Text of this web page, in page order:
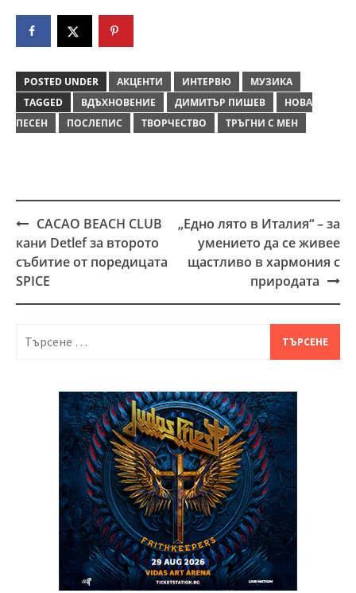
POSTED UNDER АКЦЕНТИ ИНТЕРВЮ
МУЗИКА
TAGGED
ВДЪХНОВЕНИЕ ДИМИТЪР ПИШЕВ
НОВА
ПЕСЕН
ПОСЛЕПИС ТВОРЧЕСТВО ТРЪГНИ С МЕН
Post
navigation
CACAO BEACH CLUB
кани Detlef за второто
събитие от поредицата
SPICE
„Едно лято в Италия“ – за
умението да се живее
щастливо в хармония с
природата
Търсене